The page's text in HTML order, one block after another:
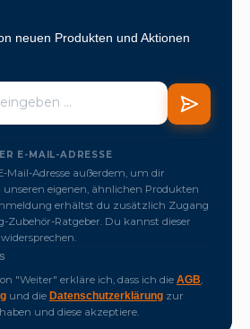
neuen Produkten und Aktionen
E-MAIL-ADRESSE
Mail-Adresse außerdem, um dir
eigenen, ähnlichen Produkten
erhältst du zusätzlich Zugang
Zubehör-Ratgeber. Du kannst dieser
"Weiter" erkläre ich, dass ich die AGB
und die Datenschutzerklärung zur
und diese akzeptiere.